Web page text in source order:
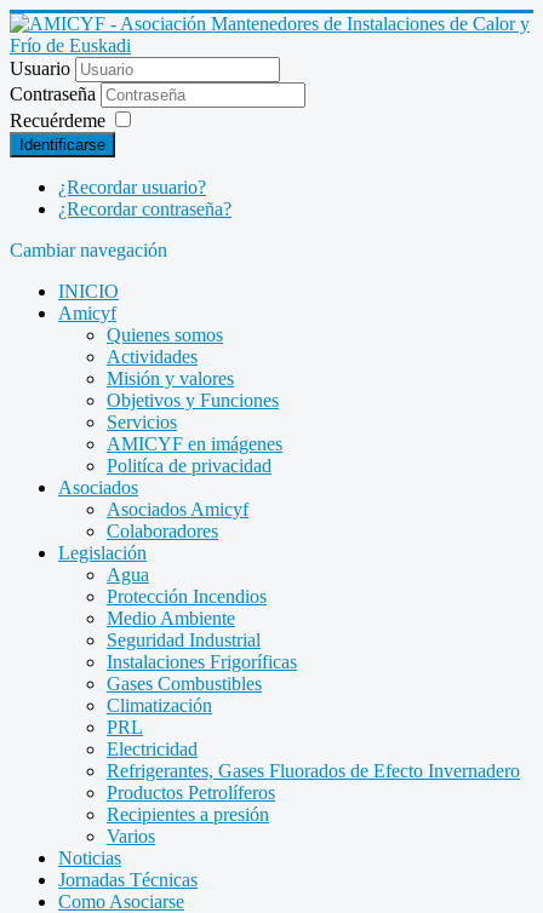
Usuario
Contraseña
Recuérdeme
Identificarse
¿Recordar usuario?
¿Recordar contraseña?
Cambiar navegación
INICIO
Amicyf
Quienes somos
Actividades
Misión y valores
Objetivos y Funciones
Servicios
AMICYF en imágenes
Politíca de privacidad
Asociados
Asociados Amicyf
Colaboradores
Legislación
Agua
Protección Incendios
Medio Ambiente
Seguridad Industrial
Instalaciones Frigoríficas
Gases Combustibles
Climatización
PRL
Electricidad
Refrigerantes, Gases Fluorados de Efecto Invernadero
Productos Petrolíferos
Recipientes a presión
Varios
Noticias
Jornadas Técnicas
Como Asociarse